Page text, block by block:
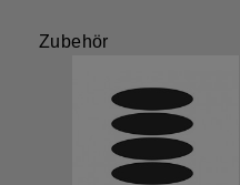
Zubehör